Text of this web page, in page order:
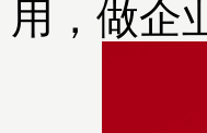
用，做企